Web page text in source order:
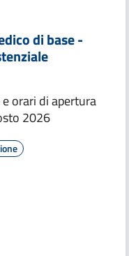
di base -
orari di apertura
2026